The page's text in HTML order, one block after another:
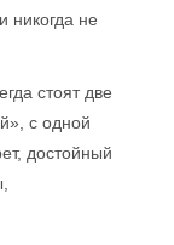
никогда не
стоят две
с одной
достойный